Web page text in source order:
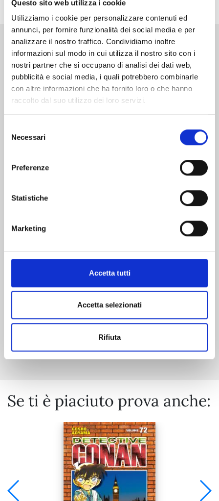
Questo sito web utilizza i cookie
Utilizziamo i cookie per personalizzare contenuti ed
annunci, per fornire funzionalità dei social media e per
analizzare il nostro traffico. Condividiamo inoltre
informazioni sul modo in cui utilizza il nostro sito con i
nostri partner che si occupano di analisi dei dati web,
pubblicità e social media, i quali potrebbero combinarle
con altre informazioni che ha fornito loro o che hanno
raccolto dal suo utilizzo dei loro servizi.
delNecessari
Preferenze
Statistiche
Marketing
Accetta tutti
Accetta selezionati
Rifiuta
Altri volumi della serie
13/10/2026
Mostra tutto
Se ti è piaciuto prova anche: